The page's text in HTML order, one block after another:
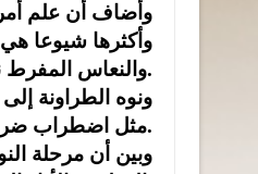
وأكثرها شيوعا هي
والنعاس المفرط نهارا، والتعب العام، والصداع الصباحي.
ونوه الطراونة
مثل اضطراب ضربات القلب، والجلطات الدماغية والقلبية، وارتفاع ضغط الدم.
وبين أن مرحلة